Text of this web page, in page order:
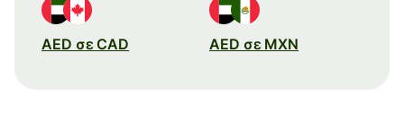
AED σε CAD AED σε MXN